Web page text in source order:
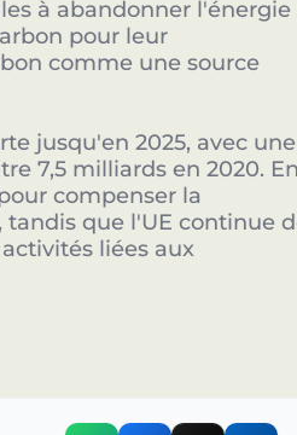
à abandonner l'énergie
pour leur
comme une source
jusqu'en 2025, avec une
7,5 milliards en 2020.
compenser la
que l'UE continue
liées aux